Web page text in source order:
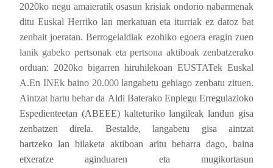
2020ko negu amaieratik osasun krisiak ondorio nabarmenak
ditu Euskal Herriko lan merkatuan eta iturriak ez datoz bat
zenbait joeratan. Berrogeialdiak ezohiko egoera eragin zuen
lanik gabeko pertsonak eta pertsona aktiboak zenbatzerako
orduan: 2020ko bigarren hiruhilekoan EUSTATek Euskal
A.En INEk baino 20.000 langabetu gehiago zenbatu zituen.
Aintzat hartu behar da Aldi Baterako Enplegu Erregulazioko
Espedienteetan (ABEEE) kalteturiko langileak landun gisa
zenbatzen direla. Bestalde, langabetu gisa aintzat
hartzeko lan bilaketa aktiboan aritu beharra dago, baina
etxeratze aginduaren eta mugikortasun